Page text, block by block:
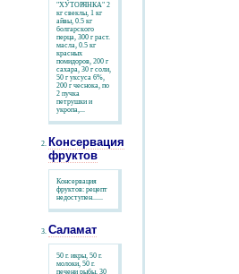
"ХУТОРЯНКА" 2
кг свеклы, 1 кг
айвы, 0.5 кг
болгарского
перца, 300 г раст.
масла, 0.5 кг
красных
помидоров, 200 г
сахара, 30 г соли,
50 г уксуса 6%,
200 г чеснока, по
2 пучка
петрушки и
укропа,...
Консервация
фруктов
Консервация
фруктов: рецепт
недоступен......
Саламат
50 г. икры, 50 г.
молоки, 50 г.
печени рыбы, 30